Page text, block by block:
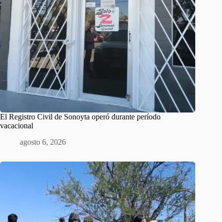
El Registro Civil de Sonoyta operó durante período
vacacional
agosto 6, 2026